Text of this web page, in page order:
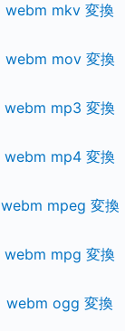
webm mkv 変換
webm mov 変換
webm mp3 変換
webm mp4 変換
webm mpeg 変換
webm mpg 変換
webm ogg 変換